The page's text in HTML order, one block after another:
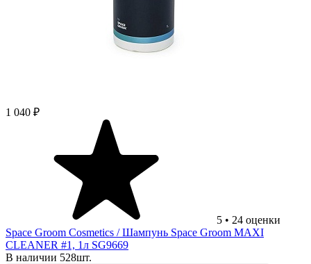
1 040 ₽
5 • 24 оценки
Space Groom Cosmetics / Шампунь Space Groom MAXI
CLEANER #1, 1л SG9669
В наличии 528шт.